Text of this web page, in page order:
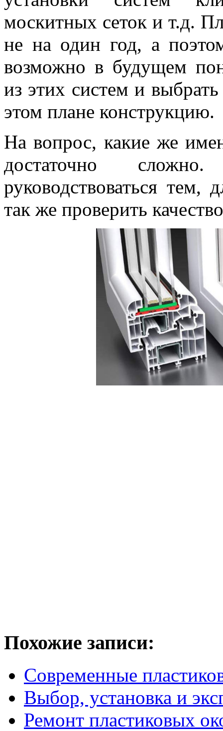
москитных сеток и т.д.
не на один год, а
возможно в будущем
из этих систем и
этом плане конструкцию.
На вопрос, какие же
достаточно
руководствоваться
так же проверить
Похожие записи:
Современные
Выбор, установка и
Ремонт пластиковых